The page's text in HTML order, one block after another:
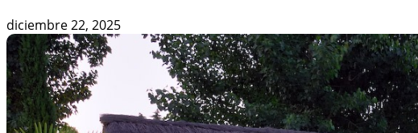
diciembre 22, 2025